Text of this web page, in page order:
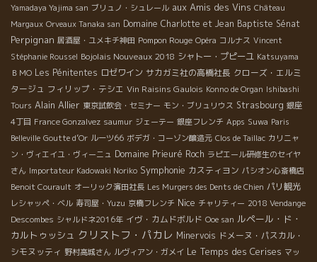
Yamadaya Yajima san ブリュノ・シュレール aux Amis des Vins Château
Margaux Orveaux Tanaka san Domaine Charlotte et Jean Baptiste Sénat
Perpignan 居酒屋・ユメキチ神田 Pompon Rouge Opéra コルナス Vincent
Stéphanie Roussel Bojolais Nouveaux 2018 シャトー・プピーユ Katsuyama
ＢＭО Les Pénitentes ロゼワイン サカガミ社の高橋社長 クローズ・エルミ
タージュ フィリップ・テシエ Vin Raisins Gaulois Konno de Organ Ishibashi
Tours Alain Allier 東京試飲会・セミナー モン・ブリュリウス Strasbourg 銀座
4丁目 France Gonzalvez saumur ジェーテー 銀座フレンチ Apps Suwa Paris
Belleville Goutte d’Or ルーツ66 ボデガ・コーゾン醸造元 Clos de Taillac カリニャ
ン・ヴィエイユ・ヴィーニュ Domaine Prieuré Roch ラピエール研修生のセイヤ
さん Importateur Kadowaki Noriko Symphonie カスティヨン パシオン心斎橋店
Benoit Courault オーリック濱田社長 Les Murgers des Dents de Chien パリ観光
レシャッペ・ベル 寿司屋・Yuzu 京橋フレンチ Nice チャリティー 2018 Vendange
Descombes シャルドネ2016年 イヴ・カムドボルド Ooe san ルペール・ド・
カルトゥッシュ クリストフ・パカレ Minervois ドメーヌ・パスカル・
シモヌッティ 野村高城さん ルヴィアン・ガメイ Le Temps des Cerises マッ